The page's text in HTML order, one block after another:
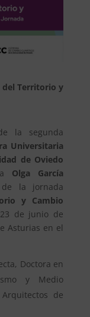
del Territorio y
la segunda
Universitaria
de Oviedo
Olga García
la jornada
y Cambio
de junio de
Asturias en el
Doctora en
y Medio
de